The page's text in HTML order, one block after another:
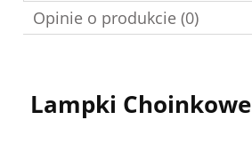
Opinie o produkcie (0)
Lampki Choinkowe